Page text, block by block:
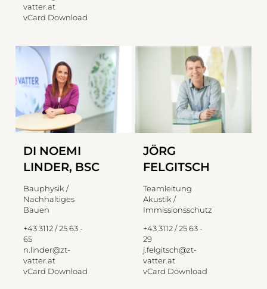
vatter.at
vCard Download
DI NOEMI
LINDER, BSC
Bauphysik /
Nachhaltiges
Bauen
+43 3112 / 25 63 -
65
n.linder@zt-
vatter.at
vCard Download
JÖRG
FELGITSCH
Teamleitung
Akustik /
Immissionsschutz
+43 3112 / 25 63 -
29
j.felgitsch@zt-
vatter.at
vCard Download